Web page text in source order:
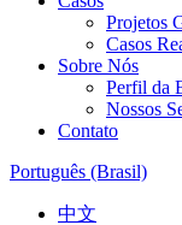
Projetos
Casos
Sobre Nós
Perfil da
Nossos
Contato
Português (Brasil)
中文